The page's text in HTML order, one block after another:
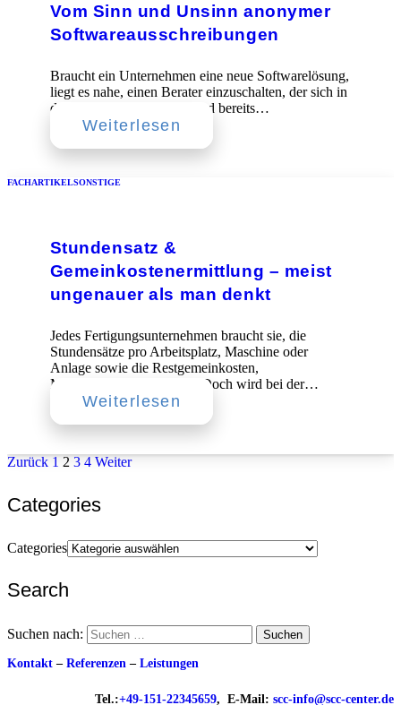
Vom Sinn und Unsinn anonymer
Softwareausschreibungen
Braucht ein Unternehmen eine neue Softwarelösung,
liegt es nahe, einen Berater einzuschalten, der sich in
diesem Umfeld auskennt und bereits…
Weiterlesen
FACHARTIKELSONSTIGE
Stundensatz &
Gemeinkostenermittlung – meist
ungenauer als man denkt
Jedes Fertigungsunternehmen braucht sie, die
Stundensätze pro Arbeitsplatz, Maschine oder
Anlage sowie die Restgemeinkosten,
Materialgemeinkosten etc. Doch wird bei der…
Weiterlesen
Zurück 1 2 3 4 Weiter
Categories
Categories
Search
Suchen nach:
Kontakt – Referenzen – Leistungen
Tel.:+49-151-22345659, E-Mail: scc-info@scc-center.de